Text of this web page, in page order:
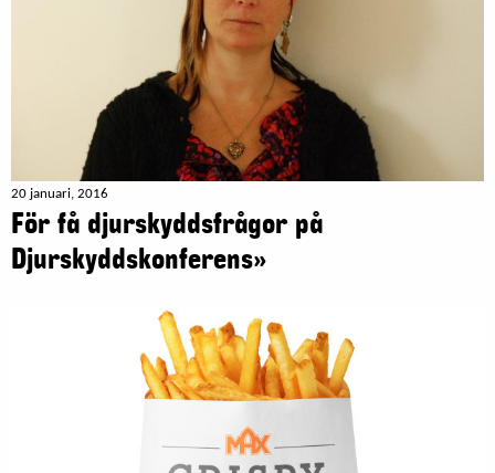
20 januari, 2016
För få djurskyddsfrågor på
Djurskyddskonferens»